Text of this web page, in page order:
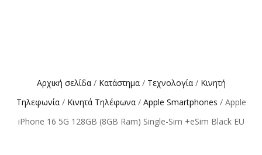
Αρχική σελίδα/ Κατάστημα/ Τεχνολογία/ Κινητή
Τηλεφωνία/ Κινητά Τηλέφωνα/ Apple Smartphones / Apple
iPhone 16 5G 128GB (8GB Ram) Single-Sim +eSim Black EU